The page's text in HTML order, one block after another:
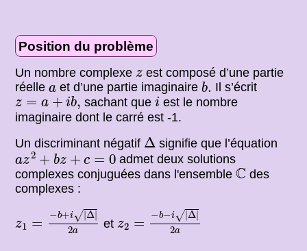
Position du problème
Un nombre complexez
z est composé d’une partie
réellea
a et d’une partie imaginaireb.
b.Il s’écrit
z = a + ib,
z=a+ ib, sachant quei
i est le nombre
imaginaire dont le carré est -1.
Un discriminant négatif Δ
Δ signifie que l’équation
az2 + bz + c = 0
az2+bz+c=0
admet deux solutions
complexes conjuguées dans l'ensembleC
C des
complexes :
z1 = −b+i√| Δ|
2a
+ i Δ |2a
et z2 = −b−i√ |Δ
2a
− Δ |2a